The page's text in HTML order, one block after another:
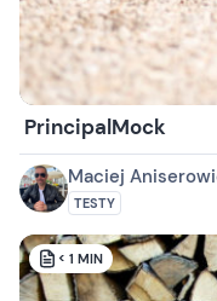
PrincipalMock
Maciej
TESTY
< 1 MIN